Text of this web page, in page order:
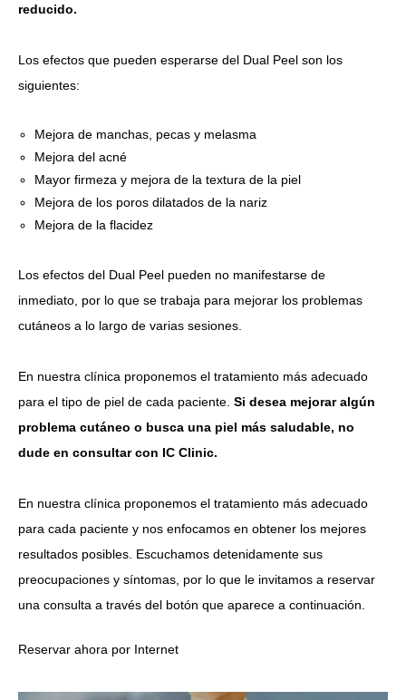
reducido.
Los efectos que pueden esperarse del Dual Peel son los
siguientes:
Mejora de manchas, pecas y melasma
Mejora del acné
Mayor firmeza y mejora de la textura de la piel
Mejora de los poros dilatados de la nariz
Mejora de la flacidez
Los efectos del Dual Peel pueden no manifestarse de
inmediato, por lo que se trabaja para mejorar los problemas
cutáneos a lo largo de varias sesiones.
En nuestra clínica proponemos el tratamiento más adecuado
para el tipo de piel de cada paciente. Si desea mejorar algún
problema cutáneo o busca una piel más saludable, no
dude en consultar con IC Clinic.
En nuestra clínica proponemos el tratamiento más adecuado
para cada paciente y nos enfocamos en obtener los mejores
resultados posibles. Escuchamos detenidamente sus
preocupaciones y síntomas, por lo que le invitamos a reservar
una consulta a través del botón que aparece a continuación.
Reservar ahora por Internet